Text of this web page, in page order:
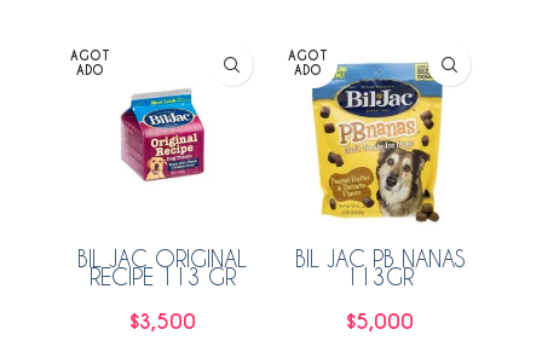
AGOT
ADO
BIL JAC ORIGINAL
RECIPE 113 GR
$3,500
AGOT
ADO
BIL JAC PB NANAS
113GR
$5,000